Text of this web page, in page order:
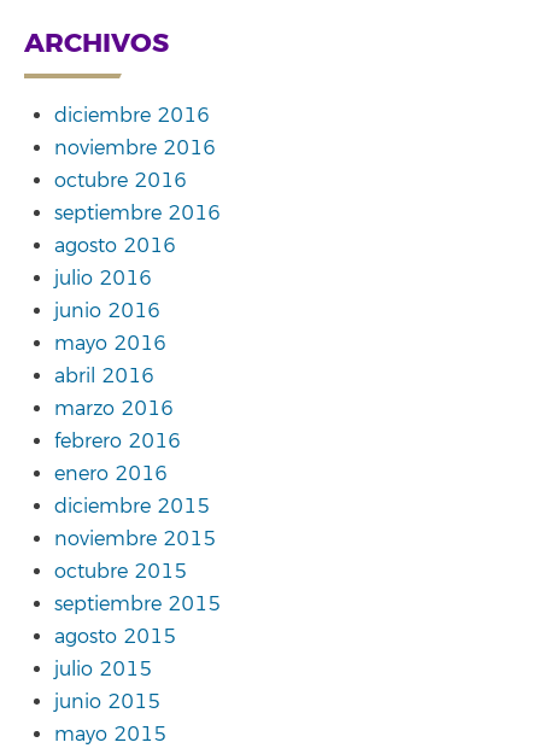
ARCHIVOS
diciembre 2016
noviembre 2016
octubre 2016
septiembre 2016
agosto 2016
julio 2016
junio 2016
mayo 2016
abril 2016
marzo 2016
febrero 2016
enero 2016
diciembre 2015
noviembre 2015
octubre 2015
septiembre 2015
agosto 2015
julio 2015
junio 2015
mayo 2015